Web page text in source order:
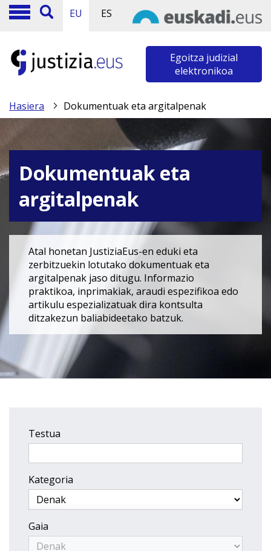
EU ES
Egoitza judizial
elektronikoa
Hasiera Dokumentuak eta argitalpenak
Dokumentuak eta
argitalpenak
Atal honetan JustiziaEus-en eduki eta
zerbitzuekin lotutako dokumentuak eta
argitalpenak jaso ditugu. Informazio
praktikoa, inprimakiak, araudi espezifikoa edo
artikulu espezializatuak dira kontsulta
ditzakezun baliabideetako batzuk.
Testua
Kategoria
Gaia